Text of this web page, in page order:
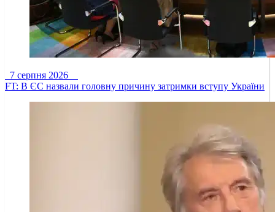
7 серпня 2026
FT: В ЄС назвали головну причину затримки вступу України